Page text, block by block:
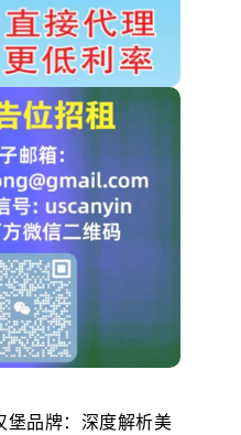
品牌：深度解析美